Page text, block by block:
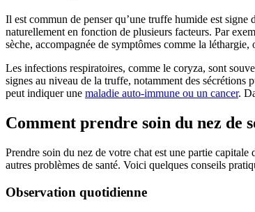
Il est commun de penser qu’une truffe humide est
naturellement en fonction de plusieurs facteurs. Par
sèche, accompagnée de symptômes comme la
Les infections respiratoires, comme le coryza, sont
signes au niveau de la truffe, notamment des sécrétions
peut indiquer une maladie auto-immune ou un cancer.
Comment prendre soin du nez de
Prendre soin du nez de votre chat est une partie
autres problèmes de santé. Voici quelques conseils
Observation quotidienne